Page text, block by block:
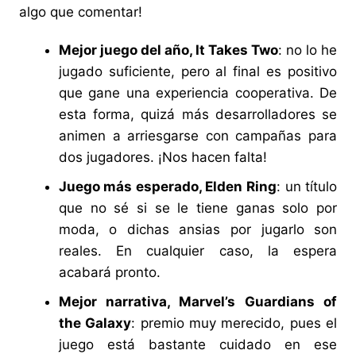
algo que comentar!
Mejor juego del año, It Takes Two: no lo he
jugado suficiente, pero al final es positivo
que gane una experiencia cooperativa. De
esta forma, quizá más desarrolladores se
animen a arriesgarse con campañas para
dos jugadores. ¡Nos hacen falta!
Juego más esperado, Elden Ring: un título
que no sé si se le tiene ganas solo por
moda, o dichas ansias por jugarlo son
reales. En cualquier caso, la espera
acabará pronto.
Mejor narrativa, Marvel’s Guardians of
the Galaxy: premio muy merecido, pues el
juego está bastante cuidado en ese